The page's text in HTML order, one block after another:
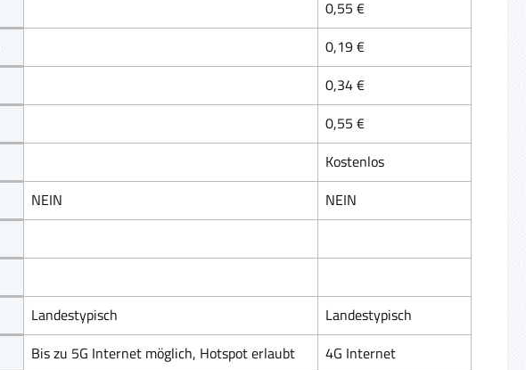
0,55 €
0,19 €
0,34 €
0,55 €
Kostenlos
NEIN
NEIN
Landestypisch
Landestypisch
Bis zu 5G Internet möglich, Hotspot erlaubt
4G Internet